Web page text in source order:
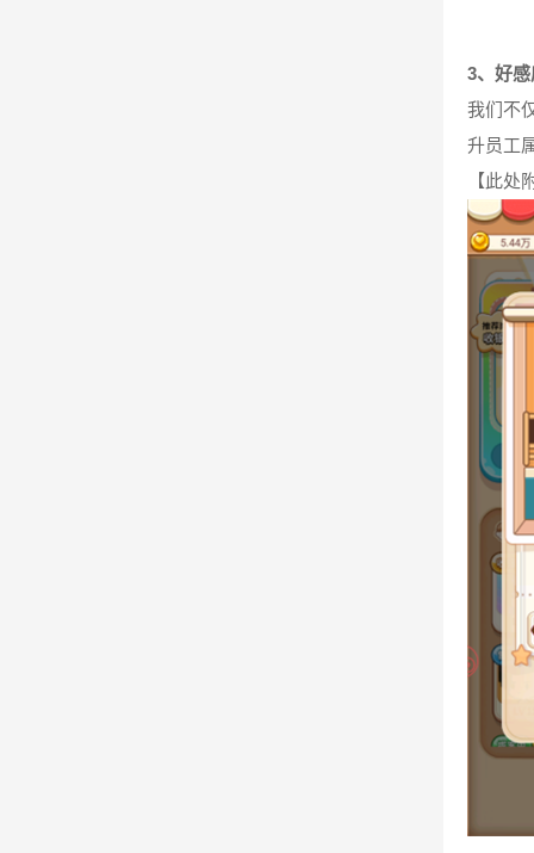
3、好感
我们不
升员工
【此处